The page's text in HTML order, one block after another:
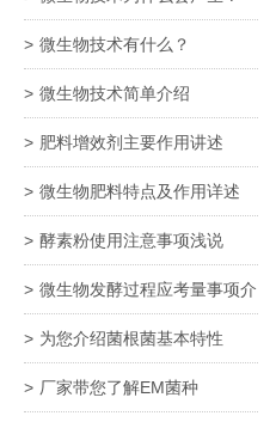
微生物技术有什么？
微生物技术简单介绍
肥料增效剂主要作用讲述
微生物肥料特点及作用详述
酵素粉使用注意事项浅说
微生物发酵过程应考量事项介
绍 为您介绍菌根菌基本特性
厂家带您了解EM菌种